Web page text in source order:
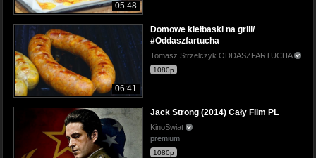
05:48
06:41
Domowe kiełbaski na grill/
#Oddaszfartucha
Tomasz Strzelczyk ODDASZFARTUCHA
1080p
Jack Strong (2014) Cały Film PL
KinoSwiat
premium
1080p